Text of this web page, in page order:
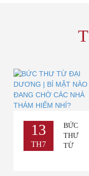
13
TH7
BỨC
THƯ
TỪ